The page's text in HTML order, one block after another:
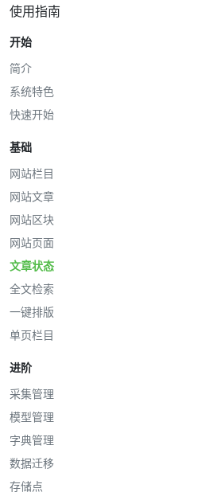
使用指南
开始
简介
系统特色
快速开始
基础
网站栏目
网站文章
网站区块
网站页面
文章状态
全文检索
一键排版
单页栏目
进阶
采集管理
模型管理
字典管理
数据迁移
存储点